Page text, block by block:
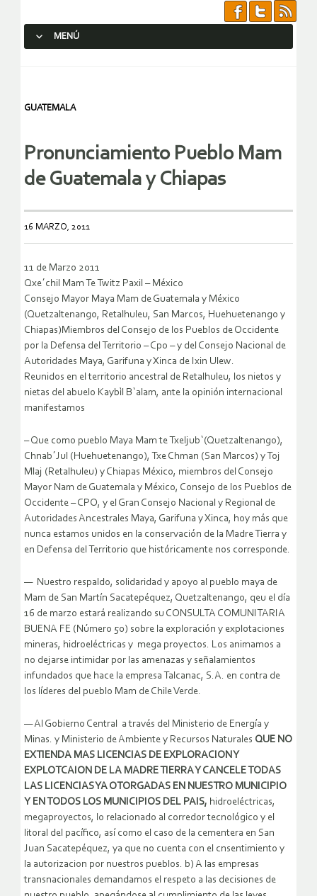
MENÚ
GUATEMALA
Pronunciamiento Pueblo Mam
de Guatemala y Chiapas
16 MARZO, 2011
11 de Marzo 2011
Qxe´chil Mam Te Twitz Paxil – México
Consejo Mayor Maya Mam de Guatemala y México
(Quetzaltenango, Retalhuleu, San Marcos, Huehuetenango y
Chiapas)Miembros del Consejo de los Pueblos de Occidente
por la Defensa del Territorio – Cpo – y del Consejo Nacional de
Autoridades Maya, Garifuna y Xinca de Ixin Ulew.
Reunidos en el territorio ancestral de Retalhuleu, los nietos y
nietas del abuelo Kaybìl B`alam, ante la opinión internacional
manifestamos
– Que como pueblo Maya Mam te Txeljub`(Quetzaltenango),
Chnab´Jul (Huehuetenango), Txe Chman (San Marcos) y Toj
Mlaj (Retalhuleu) y Chiapas México, miembros del Consejo
Mayor Nam de Guatemala y México, Consejo de los Pueblos de
Occidente – CPO, y el Gran Consejo Nacional y Regional de
Autoridades Ancestrales Maya, Garifuna y Xinca, hoy más que
nunca estamos unidos en la conservación de la Madre Tierra y
en Defensa del Territorio que históricamente nos corresponde.
— Nuestro respaldo, solidaridad y apoyo al pueblo maya de
Mam de San Martín Sacatepéquez, Quetzaltenango, qeu el día
16 de marzo estará realizando su CONSULTA COMUNITARIA
BUENA FE (Número 50) sobre la exploración y explotaciones
mineras, hidroeléctricas y mega proyectos. Los animamos a
no dejarse intimidar por las amenazas y señalamientos
infundados que hace la empresa Talcanac, S.A. en contra de
los líderes del pueblo Mam de Chile Verde.
— Al Gobierno Central a través del Ministerio de Energía y
Minas. y Ministerio de Ambiente y Recursos Naturales QUE NO
EXTIENDA MAS LICENCIAS DE EXPLORACION Y
EXPLOTCAION DE LA MADRE TIERRA Y CANCELE TODAS
LAS LICENCIAS YA OTORGADAS EN NUESTRO MUNICIPIO
Y EN TODOS LOS MUNICIPIOS DEL PAIS, hidroeléctricas,
megaproyectos, lo relacionado al corredor tecnológico y el
litoral del pacífico, así como el caso de la cementera en San
Juan Sacatepéquez, ya que no cuenta con el cnsentimiento y
la autorizacion por nuestros pueblos. b) A las empresas
transnacionales demandamos el respeto a las decisiones de